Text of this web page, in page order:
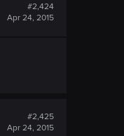
#2,424
Apr 24, 2015
#2,425
Apr 24, 2015